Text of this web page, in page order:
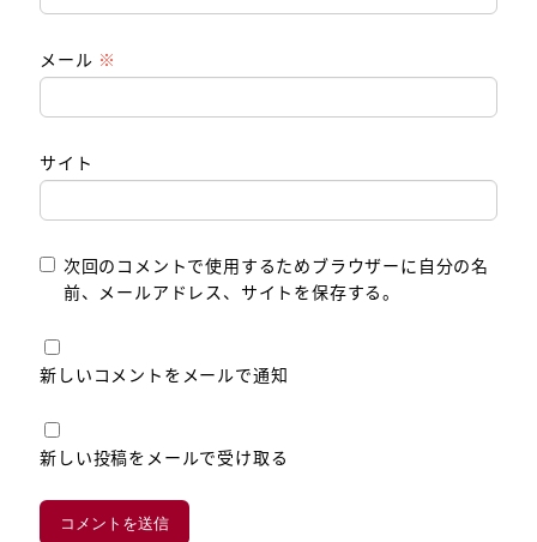
メール ※
サイト
次回のコメントで使用するためブラウザーに自分の名
前、メールアドレス、サイトを保存する。
新しいコメントをメールで通知
新しい投稿をメールで受け取る